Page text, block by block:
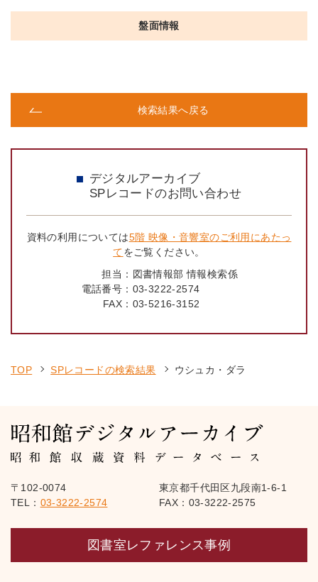
盤面情報
検索結果へ戻る
デジタルアーカイブ
SPレコードのお問い合わせ
資料の利用については5階 映像・音響室のご利用にあたっ
てをご覧ください。
担当： 図書情報部 情報検索係
電話番号： 03-3222-2574
FAX： 03-5216-3152
TOP SPレコードの検索結果 ウシュカ・ダラ
〒102-0074
東京都千代田区九段南1-6-1
TEL： 03-3222-2574 FAX：03-3222-2575
図書室レファレンス事例